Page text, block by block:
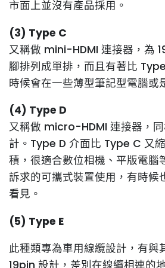
市面上並沒有產品採用。
(3) Type C
又稱做 mini-HDMI 連接器，為
腳排列成單排，而且有著比
時候會在一些薄型筆記型電腦或
(4) Type D
又稱做 micro-HDMI 連接器，
計。Type D 介面比 Type C 又
積，很適合數位相機、平版電腦
訴求的可攜式裝置使用，有時候
看見。
(5) Type E
此種類專為車用線纜設計，有與